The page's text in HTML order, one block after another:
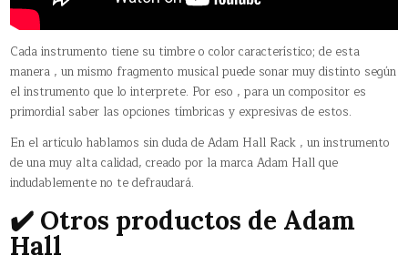
Cada instrumento tiene su timbre o color característico; de esta
manera , un mismo fragmento musical puede sonar muy distinto según
el instrumento que lo interprete. Por eso , para un compositor es
primordial saber las opciones tímbricas y expresivas de estos.
En el artículo hablamos sin duda de Adam Hall Rack , un instrumento
de una muy alta calidad, creado por la marca Adam Hall que
indudablemente no te defraudará.
✔️ Otros productos de Adam
Hall